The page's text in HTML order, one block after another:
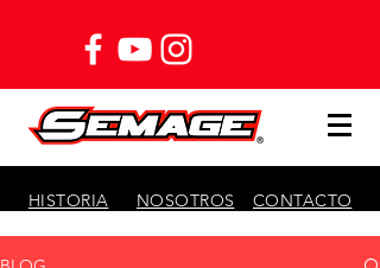
HISTORIA NOSOTROS CONTACTO